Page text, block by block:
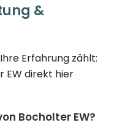
&
Erfahrung zählt:
EW direkt hier
Bocholter EW?